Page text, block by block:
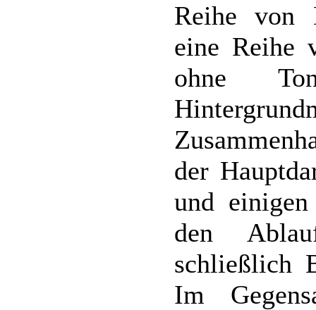
Reihe von
eine Reihe
ohne
der
und
den
schließlich
Im